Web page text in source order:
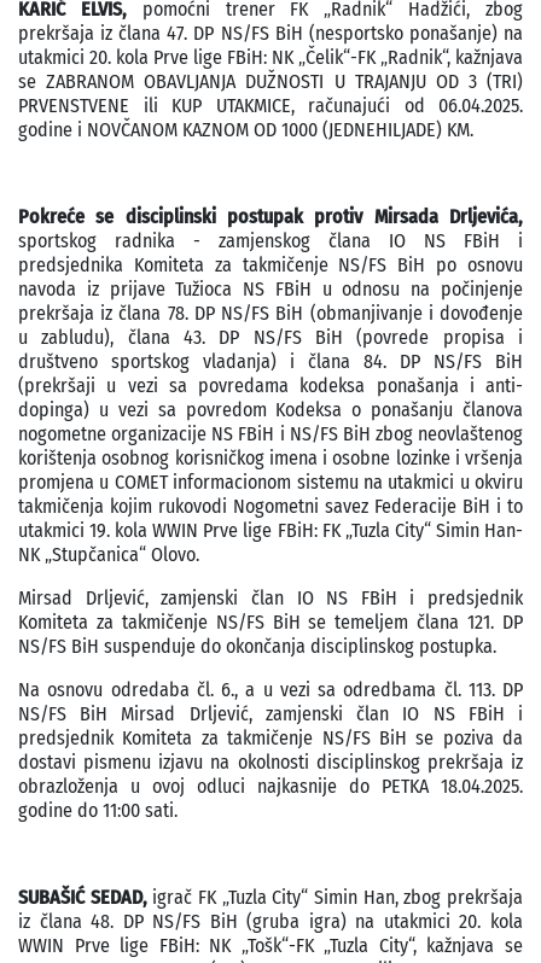
KARIĆ ELVIS,pomoćni trener FK „Radnik“ Hadžići, zbog
prekršaja iz člana 47. DP NS/FS BiH (nesportsko ponašanje) na
utakmici 20. kola Prve lige FBiH: NK „Čelik“-FK „Radnik“, kažnjava
se ZABRANOM OBAVLJANJA DUŽNOSTI U TRAJANJU OD 3 (TRI)
PRVENSTVENE ili KUP UTAKMICE, računajući od 06.04.2025.
godine i NOVČANOM KAZNOM OD 1000 (JEDNEHILJADE) KM.
Pokreće se disciplinski postupak protiv Mirsada Drljevića,
sportskog radnika - zamjenskog člana IO NS FBiH i
predsjednika Komiteta za takmičenje NS/FS BiH po osnovu
navoda iz prijave Tužioca NS FBiH u odnosu na počinjenje
prekršaja iz člana 78. DP NS/FS BiH (obmanjivanje i dovođenje
u zabludu), člana 43. DP NS/FS BiH (povrede propisa i
društveno sportskog vladanja) i člana 84. DP NS/FS BiH
(prekršaji u vezi sa povredama kodeksa ponašanja i anti-
dopinga) u vezi sa povredom Kodeksa o ponašanju članova
nogometne organizacije NS FBiH i NS/FS BiH zbog neovlaštenog
korištenja osobnog korisničkog imena i osobne lozinke i vršenja
promjena u COMET informacionom sistemu na utakmici u okviru
takmičenja kojim rukovodi Nogometni savez Federacije BiH i to
utakmici 19. kola WWIN Prve lige FBiH: FK „Tuzla City“ Simin Han-
NK „Stupčanica“ Olovo.
Mirsad Drljević, zamjenski član IO NS FBiH i predsjednik
Komiteta za takmičenje NS/FS BiH se temeljem člana 121. DP
NS/FS BiH suspenduje do okončanja disciplinskog postupka.
Na osnovu odredaba čl. 6., a u vezi sa odredbama čl. 113. DP
NS/FS BiH Mirsad Drljević, zamjenski član IO NS FBiH i
predsjednik Komiteta za takmičenje NS/FS BiH se poziva da
dostavi pismenu izjavu na okolnosti disciplinskog prekršaja iz
obrazloženja u ovoj odluci najkasnije do PETKA 18.04.2025.
godine do 11:00 sati.
SUBAŠIĆ SEDAD, igrač FK „Tuzla City“ Simin Han, zbog prekršaja
iz člana 48. DP NS/FS BiH (gruba igra) na utakmici 20. kola
WWIN Prve lige FBiH: NK „Tošk“-FK „Tuzla City“, kažnjava se